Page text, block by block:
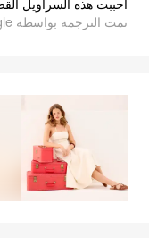
تمت الترجمة بواسطة Google